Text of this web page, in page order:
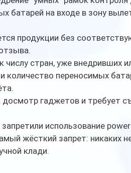
батарей на входе в зону
продукции без
числу стран, уже внедривших
количество переносимых
досмотр гаджетов и требует
использование
жёсткий запрет: никаких
клади.